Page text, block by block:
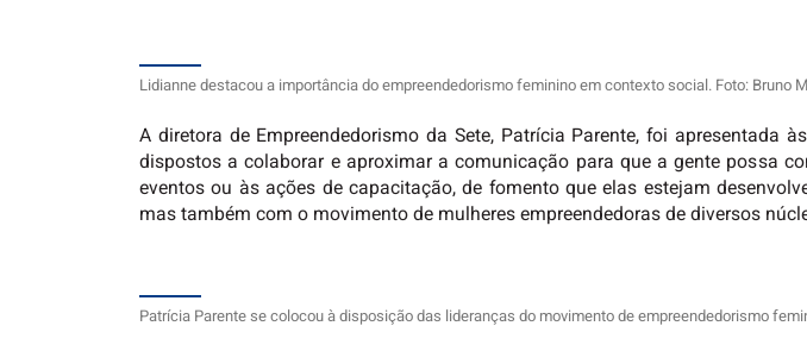
Lidianne destacou a importância do empreendedorismo feminino em contexto social. Foto: Bruno
A diretora de Empreendedorismo da Sete, Patrícia Parente, foi apresentada
dispostos a colaborar e aproximar a comunicação para que a gente possa
eventos ou às ações de capacitação, de fomento que elas estejam
mas também com o movimento de mulheres empreendedoras de diversos
Patrícia Parente se colocou à disposição das lideranças do movimento de empreendedorismo